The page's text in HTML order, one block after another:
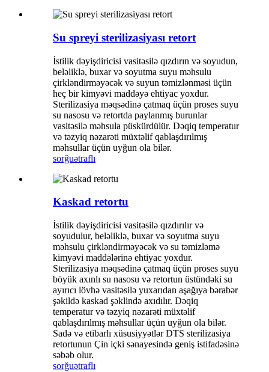
Su spreyi sterilizasiyası retort
İstilik dəyişdiricisi vasitəsilə qızdırın və soyudun,
beləliklə, buxar və soyutma suyu məhsulu
çirkləndirməyəcək və suyun təmizlənməsi üçün
heç bir kimyəvi maddəyə ehtiyac yoxdur.
Sterilizasiya məqsədinə çatmaq üçün proses suyu
su nasosu və retortda paylanmış burunlar
vasitəsilə məhsula püskürdülür. Dəqiq temperatur
və təzyiq nəzarəti müxtəlif qablaşdırılmış
məhsullar üçün uyğun ola bilər.
sorğuətraflı
Kaskad retortu
İstilik dəyişdiricisi vasitəsilə qızdırılır və
soyudulur, beləliklə, buxar və soyutma suyu
məhsulu çirkləndirməyəcək və su təmizləmə
kimyəvi maddələrinə ehtiyac yoxdur.
Sterilizasiya məqsədinə çatmaq üçün proses suyu
böyük axınlı su nasosu və retortun üstündəki su
ayırıcı lövhə vasitəsilə yuxarıdan aşağıya bərabər
şəkildə kaskad şəklində axıdılır. Dəqiq
temperatur və təzyiq nəzarəti müxtəlif
qablaşdırılmış məhsullar üçün uyğun ola bilər.
Sadə və etibarlı xüsusiyyətlər DTS sterilizasiya
retortunun Çin içki sənayesində geniş istifadəsinə
səbəb olur.
sorğuətraflı